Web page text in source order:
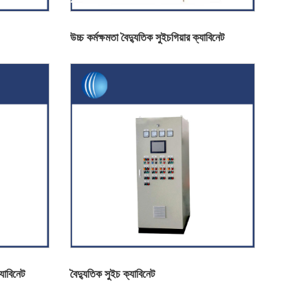
উচ্চ কর্মক্ষমতা বৈদ্যুতিক সুইচগিয়ার ক্যাবিনেট
বৈদ্যুতিক সুইচ ক্যাবিনেট